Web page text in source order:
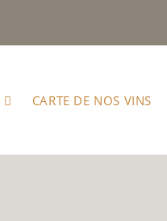
CARTE DE NOS VINS